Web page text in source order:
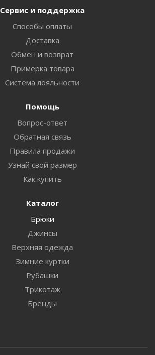
Сервис и поддержка
Способы оплаты
Доставка
Обмен и возврат
Примерка товара
Система лояльности
Помощь
Вопрос-ответ
Обратная связь
Правила продажи
Узнай свой размер
Как купить
Каталог
Брюки
Джинсы
Верхняя одежда
Зимние куртки
Рубашки
Трикотаж
Бренды